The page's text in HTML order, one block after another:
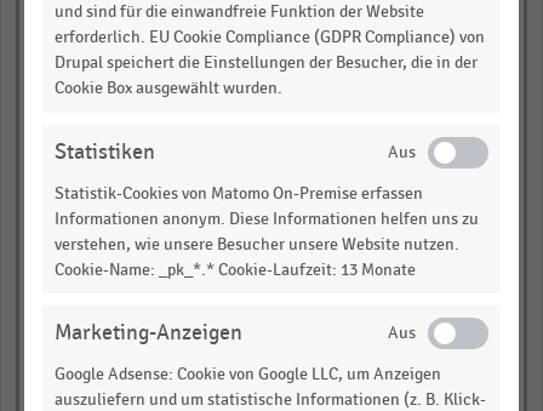
wegen einer Allergie oder
Unverträglichkeit tierischer Produkte
empty
empty
und sind für die einwandfreie Funktion der Website
erforderlich. EU Cookie Compliance (GDPR Compliance) von
Drupal speichert die Einstellungen der Besucher, die in der
Cookie Box ausgewählt wurden.
Statistiken
Statistik-Cookies von Matomo On-Premise erfassen
Informationen anonym. Diese Informationen helfen uns zu
verstehen, wie unsere Besucher unsere Website nutzen.
Cookie-Name: _pk_*.* Cookie-Laufzeit: 13 Monate
Marketing-Anzeigen
Google Adsense: Cookie von Google LLC, um Anzeigen
auszuliefern und um statistische Informationen (z. B. Klick-